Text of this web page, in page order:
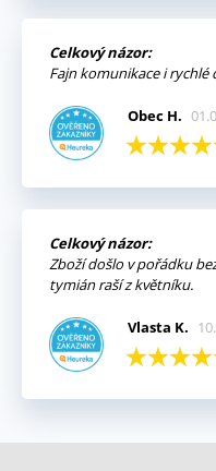
Celkový názor:
Fajn komunikace i rychlé
Obec H.
Celkový názor:
Zboží došlo v pořádku
tymián raší z květníku.
Vlasta K.